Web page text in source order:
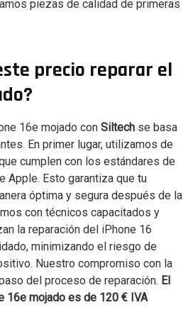
piezas de calidad de primeras
precio reparar el
16e mojado con Siltech se basa
En primer lugar, utilizamos de
cumplen con los estándares de
Apple. Esto garantiza que tu
óptima y segura después de la
con técnicos capacitados y
la reparación del iPhone 16
minimizando el riesgo de
Nuestro compromiso con la
del proceso de reparación. El
16e mojado es de 120 € IVA